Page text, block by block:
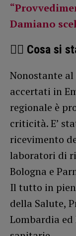
Damiano
👨‍⚕️ Cosa si
Nonostante
accertati in
regionale è
criticità. E’
ricevimento
laboratori di
Bologna e
Il tutto in
della Salute,
Lombardia ed